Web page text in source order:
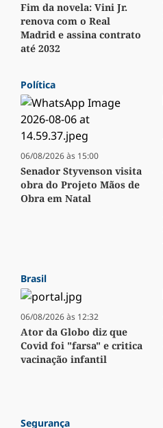
Fim da novela: Vini Jr.
renova com o Real
Madrid e assina contrato
até 2032
Política
06/08/2026 às 15:00
Senador Styvenson visita
obra do Projeto Mãos de
Obra em Natal
Brasil
06/08/2026 às 12:32
Ator da Globo diz que
Covid foi "farsa" e critica
vacinação infantil
Segurança